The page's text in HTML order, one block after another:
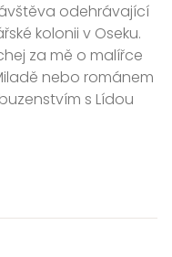
odehrávající
kolonii v Oseku.
za mě o malířce
nebo románem
s Lídou